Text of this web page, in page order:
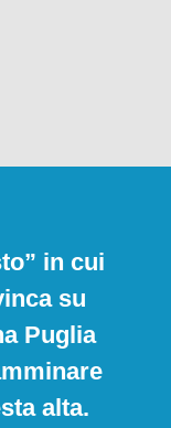
in cui
su
Puglia
alta.